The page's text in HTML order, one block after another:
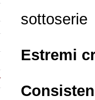
sottoserie
Estremi